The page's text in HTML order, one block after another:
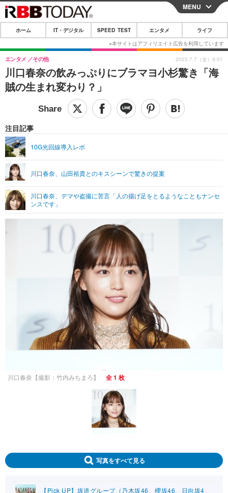
CLOSE
ホーム
IT・デジタル
IT・デジタルTOP スマートフォン
ショッピング その他
SPEED TEST
エンタメTOP 映画・ドラマ
グラビア ブログ
ショッピング その他
ライフTOP
リリース一覧
プッシュ通知の停止方法
MENU
ホーム IT・デジタル SPEED TEST エンタメ ライフ
川口春奈の飲みっぷりにブラマヨ小杉驚き「海
賊の生まれ変わり？」
エンタメ その他
注目記事
10G光回線導入レポ
川口春奈、山田裕貴とのキスシーンで驚きの提案
川口春奈、デマや盗撮に苦言「人の揚げ足をとるようなこともナンセ
ンスです」
2023.7.7（金）9:51
川口春奈【撮影：竹内みちまろ】 全 1 枚
写真をすべて見る
【Pick UP】坂道グループ（乃木坂46、櫻坂46、日向坂4